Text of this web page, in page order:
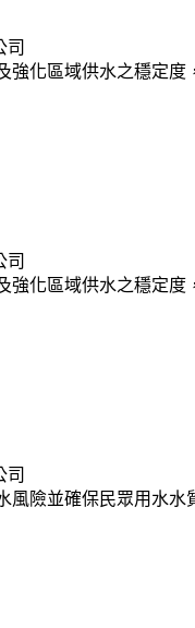
司
強化區域供水之穩定
司
強化區域供水之穩定
司
風險並確保民眾用水